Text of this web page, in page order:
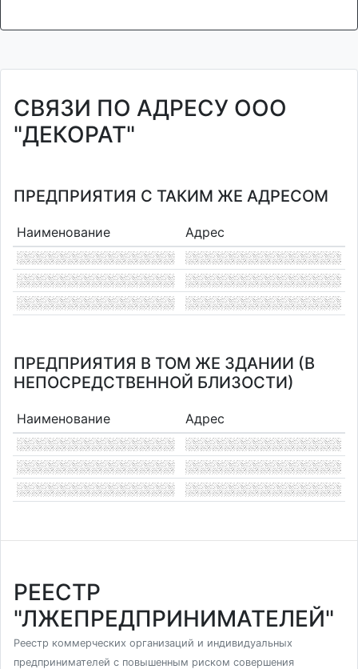
СВЯЗИ ПО АДРЕСУ ООО
"ДЕКОРАТ"
ПРЕДПРИЯТИЯ С ТАКИМ ЖЕ АДРЕСОМ
Наименование Адрес
ПРЕДПРИЯТИЯ В ТОМ ЖЕ ЗДАНИИ (В
НЕПОСРЕДСТВЕННОЙ БЛИЗОСТИ)
Наименование Адрес
РЕЕСТР
"ЛЖЕПРЕДПРИНИМАТЕЛЕЙ"
Реестр коммерческих организаций и индивидуальных
предпринимателей с повышенным риском совершения